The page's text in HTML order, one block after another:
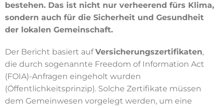
bestehen. Das ist nicht nur verheerend fürs Klima,
sondern auch für die Sicherheit und Gesundheit
der lokalen Gemeinschaft.
Der Bericht basiert aufVersicherungszertifikaten,
die durch sogenannte Freedom of Information Act
(FOIA)-Anfragen eingeholt wurden
(Öffentlichkeitsprinzip). Solche Zertifikate müssen
dem Gemeinwesen vorgelegt werden, um eine